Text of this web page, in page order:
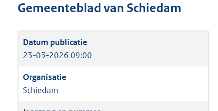
Gemeenteblad van Schiedam
23-03-2026 09:00
Schiedam